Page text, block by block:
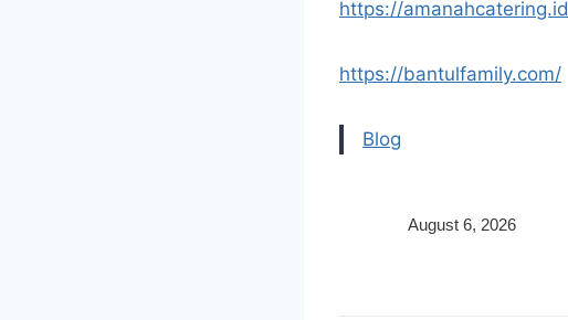
https://amanahcatering.id
https://bantulfamily.com/
Blog